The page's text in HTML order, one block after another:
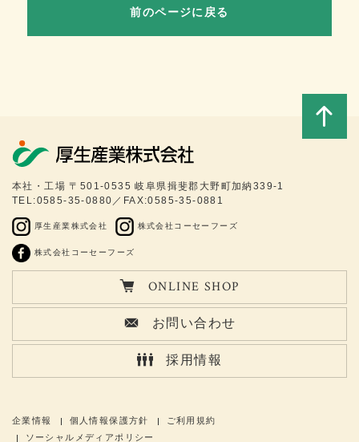
前のページに戻る
本社・工場 〒501-0535 岐阜県揖斐郡大野町加納339-1
TEL:0585-35-0880／FAX:0585-35-0881
厚生産業株式会社 株式会社コーセーフーズ
株式会社コーセーフーズ
ONLINE SHOP
お問い合わせ
採用情報
企業情報 個人情報保護方針
ご利用規約
ソーシャルメディアポリシー